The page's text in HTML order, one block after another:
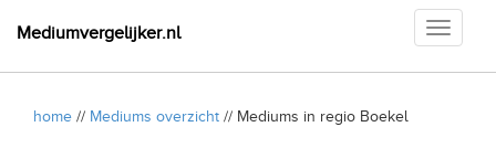
Toggle
Mediumvergelijker.nl
home // Mediums overzicht // Mediums in regio Boekel